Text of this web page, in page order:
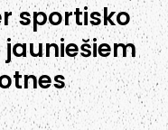
sportisko